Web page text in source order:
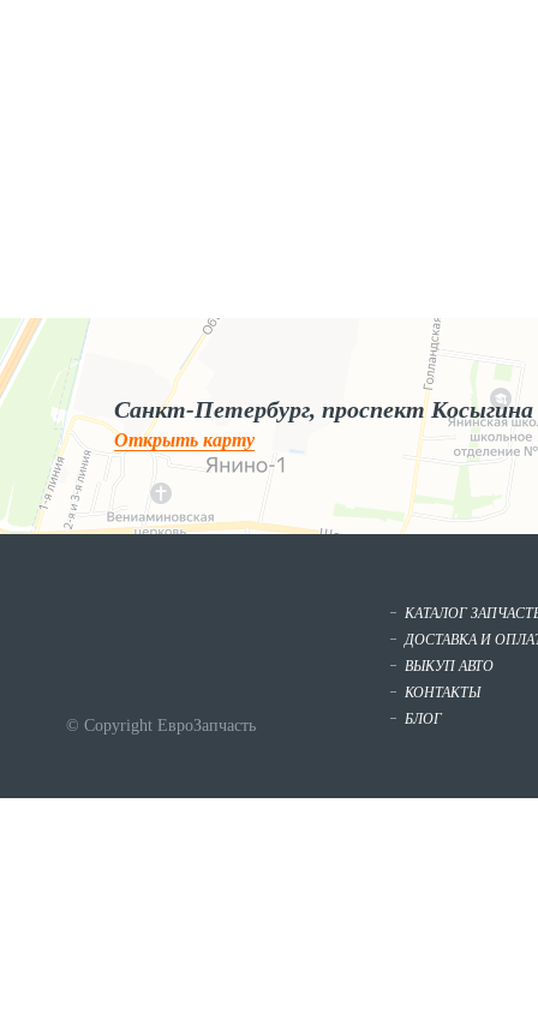
Яндекс.Карты
Яндекс.Карты — поиск мест и адресов, городской транспорт
Санкт-Петербург, проспект Косыгина
Открыть карту
© Copyright ЕвроЗапчасть
КАТАЛОГ
ДОСТАВКА И
ВЫКУП АВТО
КОНТАКТЫ
БЛОГ